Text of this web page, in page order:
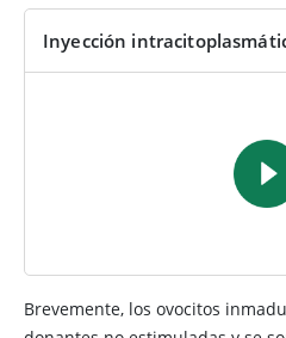
Inyección
Brevemente, los ovocitos